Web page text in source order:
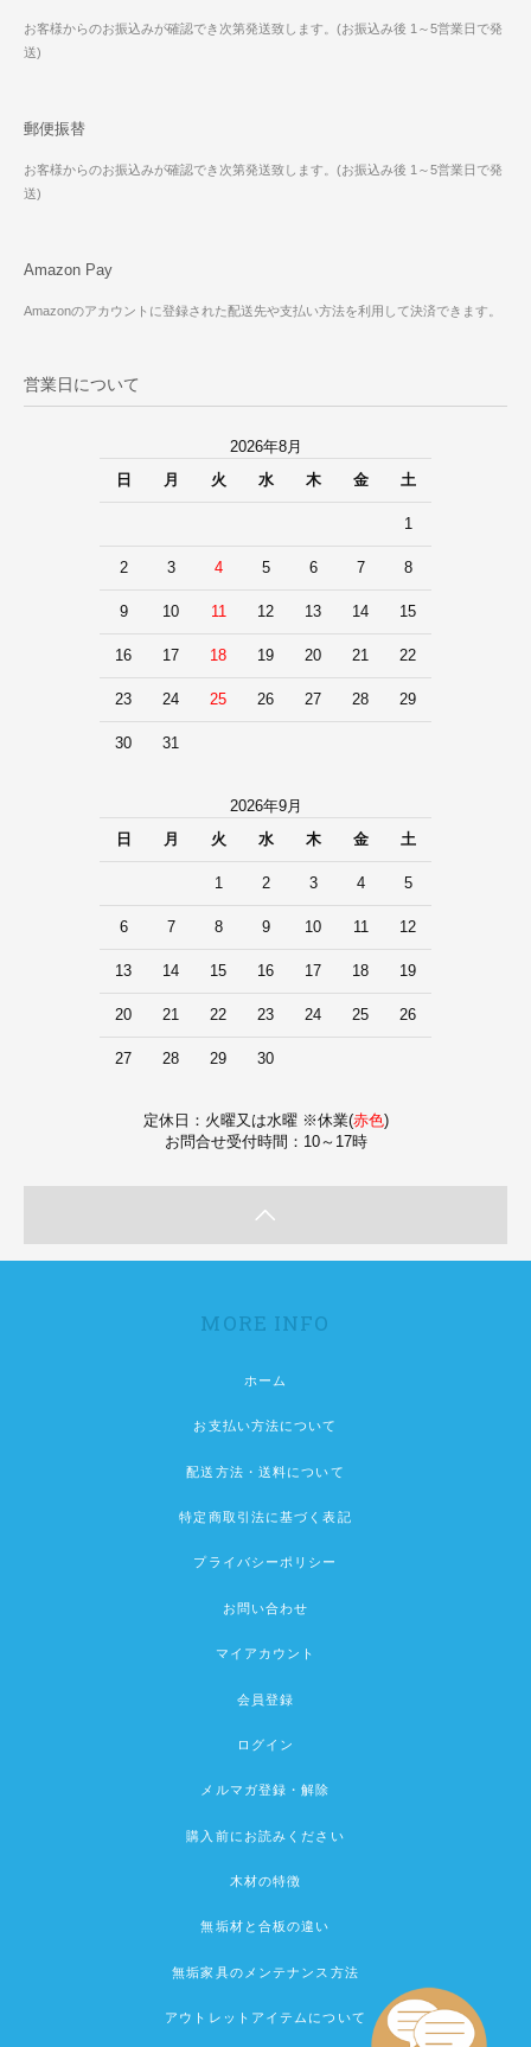
お客様からのお振込みが確認でき次第発送致します。(お振込み後 1～5営業日で発
送)
郵便振替
お客様からのお振込みが確認でき次第発送致します。(お振込み後 1～5営業日で発
送)
Amazon Pay
Amazonのアカウントに登録された配送先や支払い方法を利用して決済できます。
営業日について
2026年8月
日
月 火 水 木 金 土
1
2 3 4 5 6 7 8
9 10 11 12 13 14 15
16 17 18 19 20 21 22
23 24 25 26 27 28 29
30 31
2026年9月
日
月 火 水 木 金 土
1 2 3 4 5
6 7 8 9 10 11 12
13 14 15 16 17 18 19
20 21 22 23 24 25 26
27 28 29 30
定休日：火曜又は水曜 ※休業(赤色)
お問合せ受付時間：10～17時
MORE INFO
ホーム
お支払い方法について
配送方法・送料について
特定商取引法に基づく表記
プライバシーポリシー
お問い合わせ
マイアカウント
会員登録
ログイン
メルマガ登録・解除
購入前にお読みください
木材の特徴
無垢材と合板の違い
無垢家具のメンテナンス方法
アウトレットアイテムについて